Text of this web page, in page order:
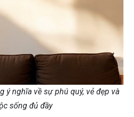
ý nghĩa về sự phú quý, vẻ đẹp và
sống đủ đầy